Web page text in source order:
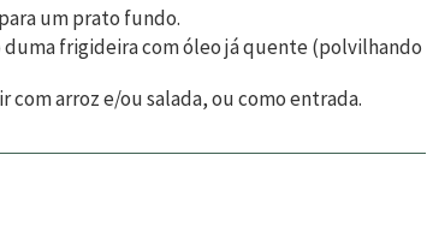
um prato fundo.
frigideira com óleo já quente (polvilhando
com arroz e/ou salada, ou como entrada.